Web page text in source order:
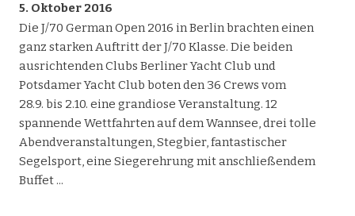
5. Oktober 2016
Die J/70 German Open 2016 in Berlin brachten einen
ganz starken Auftritt der J/70 Klasse. Die beiden
ausrichtenden Clubs Berliner Yacht Club und
Potsdamer Yacht Club boten den 36 Crews vom
28.9. bis 2.10. eine grandiose Veranstaltung. 12
spannende Wettfahrten auf dem Wannsee, drei tolle
Abendveranstaltungen, Stegbier, fantastischer
Segelsport, eine Siegerehrung mit anschließendem
Buffet